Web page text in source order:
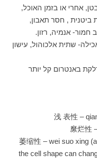
אחרי או בזמן האוכל,
ביטנית , חסר תאבון,
חמור- אנמיה, רזון.
שתית אלכוהול, עישון
באנטרום קל יותר
3．萎缩性 – wei suo
the cell shape can